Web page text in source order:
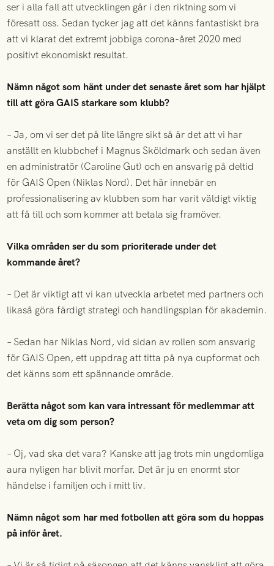
ser i alla fall att utvecklingen går i den riktning som vi
föresatt oss. Sedan tycker jag att det känns fantastiskt bra
att vi klarat det extremt jobbiga corona-året 2020 med
positivt ekonomiskt resultat.
Nämn något som hänt under det senaste året som har hjälpt
till att göra GAIS starkare som klubb?
– Ja, om vi ser det på lite längre sikt så är det att vi har
anställt en klubbchef i Magnus Sköldmark och sedan även
en administratör (Caroline Gut) och en ansvarig på deltid
för GAIS Open (Niklas Nord). Det här innebär en
professionalisering av klubben som har varit väldigt viktig
att få till och som kommer att betala sig framöver.
Vilka områden ser du som prioriterade under det
kommande året?
– Det är viktigt att vi kan utveckla arbetet med partners och
likaså göra färdigt strategi och handlingsplan för akademin.
– Sedan har Niklas Nord, vid sidan av rollen som ansvarig
för GAIS Open, ett uppdrag att titta på nya cupformat och
det känns som ett spännande område.
Berätta något som kan vara intressant för medlemmar att
veta om dig som person?
– Oj, vad ska det vara? Kanske att jag trots min ungdomliga
aura nyligen har blivit morfar. Det är ju en enormt stor
händelse i familjen och i mitt liv.
Nämn något som har med fotbollen att göra som du hoppas
på inför året.